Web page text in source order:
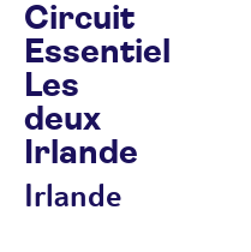
Circuit
Essentiel
Les
deux
Irlande
Irlande